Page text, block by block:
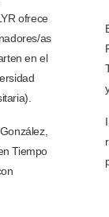
ofrece
as
en el
Tiempo